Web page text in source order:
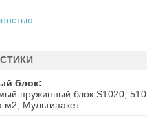
блок
пружинный блок S1020, 510
м2, Мультипакет